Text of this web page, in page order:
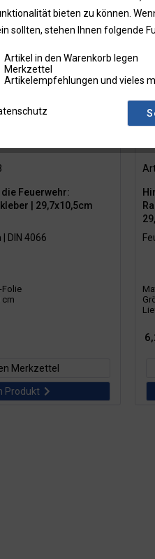
geprägt
Feuerwehr:
| 29,7x10,5cm
DIN 4066
Folie
cm
Merkzettel
Produkt
bieten zu können.
sollten, stehen Ihnen folgende
Artikel in den Warenkorb legen
Merkzettel
Artikelempfehlungen und vieles